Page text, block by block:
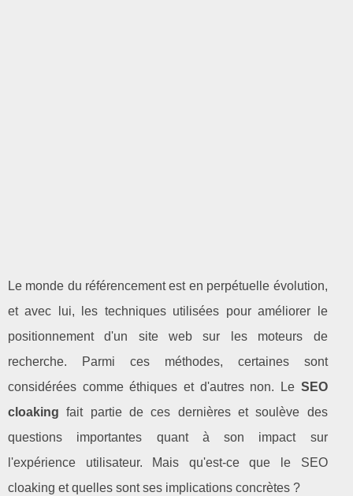
Le monde du référencement est en perpétuelle évolution,
et avec lui, les techniques utilisées pour améliorer le
positionnement d'un site web sur les moteurs de
recherche. Parmi ces méthodes, certaines sont
considérées comme éthiques et d'autres non. Le SEO
cloaking fait partie de ces dernières et soulève des
questions importantes quant à son impact sur
l'expérience utilisateur. Mais qu'est-ce que le SEO
cloaking et quelles sont ses implications concrètes ?